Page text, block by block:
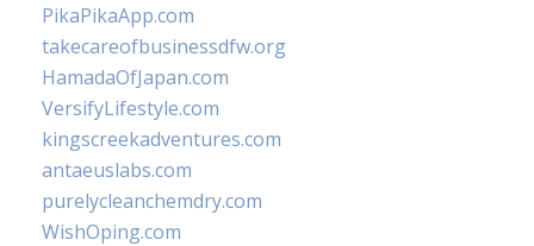
PikaPikaApp.com
takecareofbusinessdfw.org
HamadaOfJapan.com
VersifyLifestyle.com
kingscreekadventures.com
antaeuslabs.com
purelycleanchemdry.com
WishOping.com